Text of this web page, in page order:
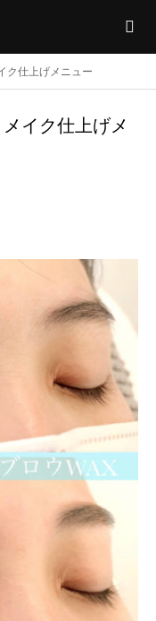
ク仕上げメニュー
イク仕上げメ